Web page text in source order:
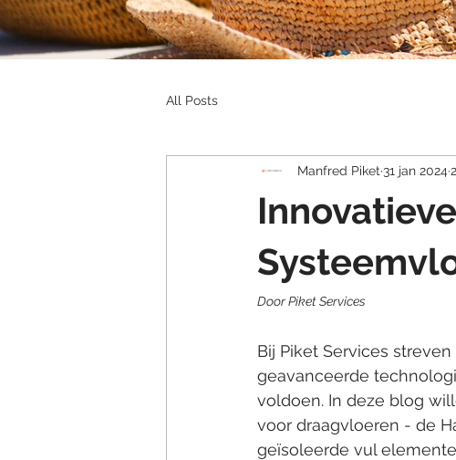
All Posts
Manfred Piket 31 jan 2024
Door Piket Services
Bij Piket Services
geavanceerde
voldoen. In deze blog
voor draagvloeren - de
geïsoleerde vul